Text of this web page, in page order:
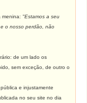
"Estamos a seu
o nosso perdão, não
de um lado os
sem exceção, de outro o
e injustamente
no seu site no dia